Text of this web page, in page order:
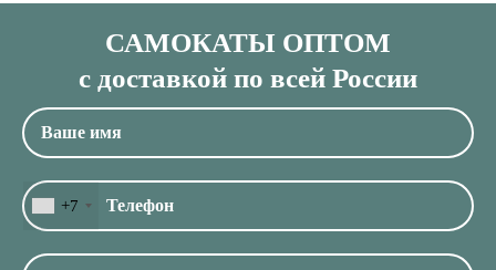
САМОКАТЫ ОПТОМ
с доставкой по всей России
+7